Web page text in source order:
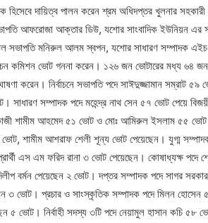
হিসেবে দায়িত্ব পালন করেন শ্রম অধিদপ্তর খুলনার
আফরোজা আক্তার ডিউ, যশোর সাংবাদিক ইউনিয়ন এর
সভাপতি মনিরুল আলম স্বপন, যশোর সাধারণ সম্পাদক এইচ
কমিশন ভোট গননা করেন। ১২৬ জন ভোটারের মধ্য ৬৪
করেন। নির্বাচনে সভাপতি পদে সাঈদুজ্জামান সম্রাট ৫৯
সম্পাদক পদে মহেন্দ্র নাথ সেন ৫৭ ভোট পেয়ে
শামীম আহমেদ ৫১ ভোট ও মোঃ আমিরুল ইসলাম ৫৫ ভোট
ভোট, শামীম আশরাফ শেলী শূন্য ভোট পেয়েছেন। যুগ্ম
এস এম ফরিদ রানা ৩ ভোট পেয়েছেন। কোষাধ্যক্ষ
দিলীপ বর্মন পেয়েছেন ২ ভোট। দপ্তর সম্পাদক পদে সাগর
৩ ভোট। প্রচার ও সাংস্কৃতিক সম্পাদক পদে মিলন
৫ ভোট। নির্বাহী সদস্য ৩টি পদে নেয়ামুল হাসান কচি